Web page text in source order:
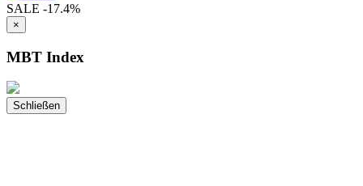
SALE -17.4%
×
MBT Index
Schließen